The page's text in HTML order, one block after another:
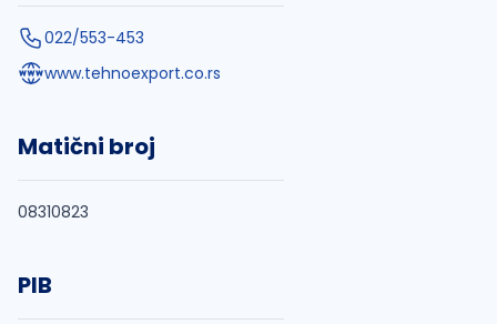
022/553-453
www.tehnoexport.co.rs
Matični broj
08310823
PIB